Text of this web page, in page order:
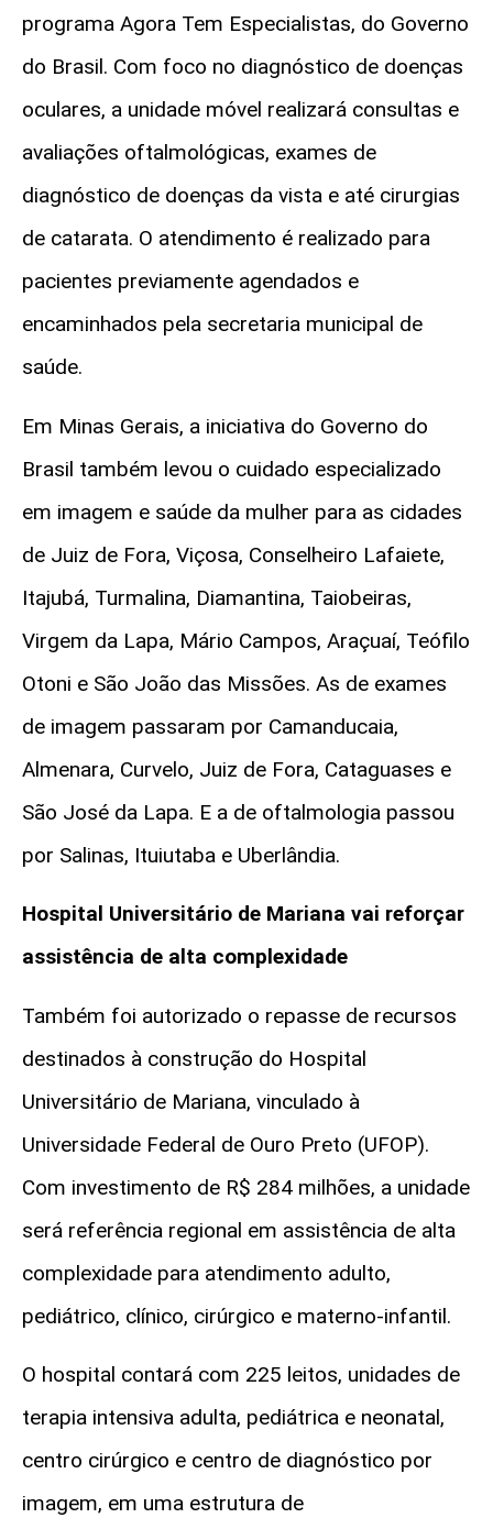
programa Agora Tem Especialistas, do Governo
do Brasil. Com foco no diagnóstico de doenças
oculares, a unidade móvel realizará consultas e
avaliações oftalmológicas, exames de
diagnóstico de doenças da vista e até cirurgias
de catarata. O atendimento é realizado para
pacientes previamente agendados e
encaminhados pela secretaria municipal de
saúde.
Em Minas Gerais, a iniciativa do Governo do
Brasil também levou o cuidado especializado
em imagem e saúde da mulher para as cidades
de Juiz de Fora, Viçosa, Conselheiro Lafaiete,
Itajubá, Turmalina, Diamantina, Taiobeiras,
Virgem da Lapa, Mário Campos, Araçuaí, Teófilo
Otoni e São João das Missões. As de exames
de imagem passaram por Camanducaia,
Almenara, Curvelo, Juiz de Fora, Cataguases e
São José da Lapa. E a de oftalmologia passou
por Salinas, Ituiutaba e Uberlândia.
Hospital Universitário de Mariana vai reforçar
assistência de alta complexidade
Também foi autorizado o repasse de recursos
destinados à construção do Hospital
Universitário de Mariana, vinculado à
Universidade Federal de Ouro Preto (UFOP).
Com investimento de R$ 284 milhões, a unidade
será referência regional em assistência de alta
complexidade para atendimento adulto,
pediátrico, clínico, cirúrgico e materno-infantil.
O hospital contará com 225 leitos, unidades de
terapia intensiva adulta, pediátrica e neonatal,
centro cirúrgico e centro de diagnóstico por
imagem, em uma estrutura de